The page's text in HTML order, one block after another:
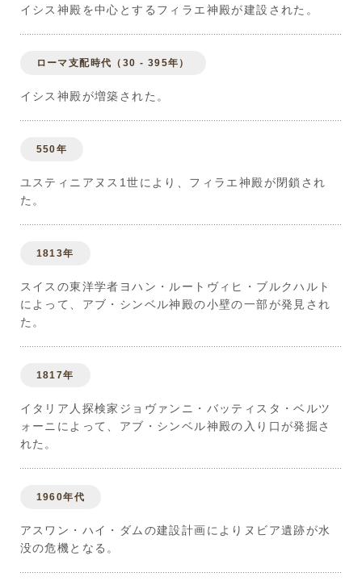
イシス神殿を中心とするフィラエ神殿が建設された。
ローマ支配時代（30 - 395年）
イシス神殿が増築された。
550年
ユスティニアヌス1世により、フィラエ神殿が閉鎖され
た。
1813年
スイスの東洋学者ヨハン・ルートヴィヒ・ブルクハルト
によって、アブ・シンベル神殿の小壁の一部が発見され
た。
1817年
イタリア人探検家ジョヴァンニ・バッティスタ・ベルツ
ォーニによって、アブ・シンベル神殿の入り口が発掘さ
れた。
1960年代
アスワン・ハイ・ダムの建設計画によりヌビア遺跡が水
没の危機となる。